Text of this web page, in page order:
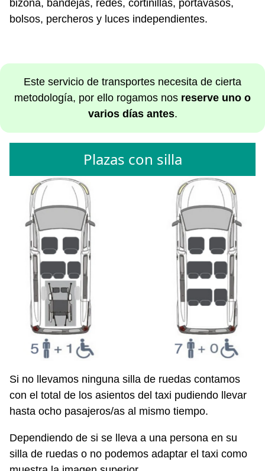
bizona, bandejas, redes, cortinillas, portavasos,
bolsos, percheros y luces independientes.
Este servicio de transportes necesita de cierta
metodología, por ello rogamos nos reserve uno o
varios días antes.
Plazas con silla
Si no llevamos ninguna silla de ruedas contamos
con el total de los asientos del taxi pudiendo llevar
hasta ocho pasajeros/as al mismo tiempo.
Dependiendo de si se lleva a una persona en su
silla de ruedas o no podemos adaptar el taxi como